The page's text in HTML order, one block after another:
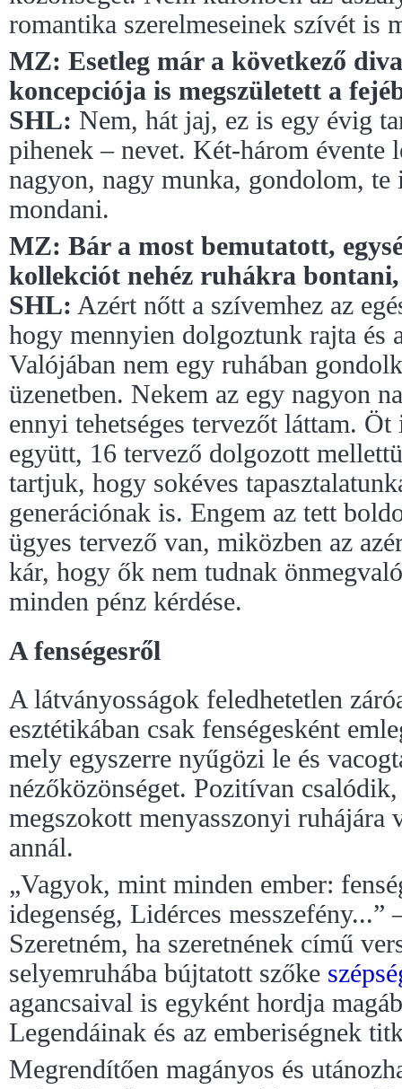
romantika szerelmeseinek szívét is
MZ: Esetleg már a következő
koncepciója is megszületett a
SHL: Nem, hát jaj, ez is egy évig
pihenek – nevet. Két-három évente
nagyon, nagy munka, gondolom, te
mondani.
MZ: Bár a most bemutatott,
kollekciót nehéz ruhákra
SHL: Azért nőtt a szívemhez az
hogy mennyien dolgoztunk rajta és
Valójában nem egy ruhában
üzenetben. Nekem az egy nagyon
ennyi tehetséges tervezőt láttam.
együtt, 16 tervező dolgozott
tartjuk, hogy sokéves
generációnak is. Engem az tett
ügyes tervező van, miközben az
kár, hogy ők nem tudnak
minden pénz kérdése.
A fenségesről
A látványosságok feledhetetlen
esztétikában csak fenségesként
mely egyszerre nyűgözi le és
nézőközönséget. Pozitívan
megszokott menyasszonyi
annál.
„Vagyok, mint minden ember:
idegenség, Lidérces
Szeretném, ha szeretnének című
selyemruhába bújtatott szőke
agancsaival is egyként hordja
Legendáinak és az emberiségnek
Megrendítően magányos és